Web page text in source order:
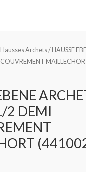
Hausses Archets/ HAUSSE
2 DEMI